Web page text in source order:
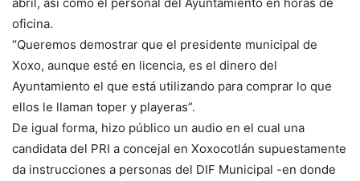
oficina.
“Queremos demostrar que el presidente municipal de
Xoxo, aunque esté en licencia, es el dinero del
Ayuntamiento el que está utilizando para comprar lo que
ellos le llaman toper y playeras”.
De igual forma, hizo público un audio en el cual una
candidata del PRI a concejal en Xoxocotlán supuestamente
da instrucciones a personas del DIF Municipal -en donde